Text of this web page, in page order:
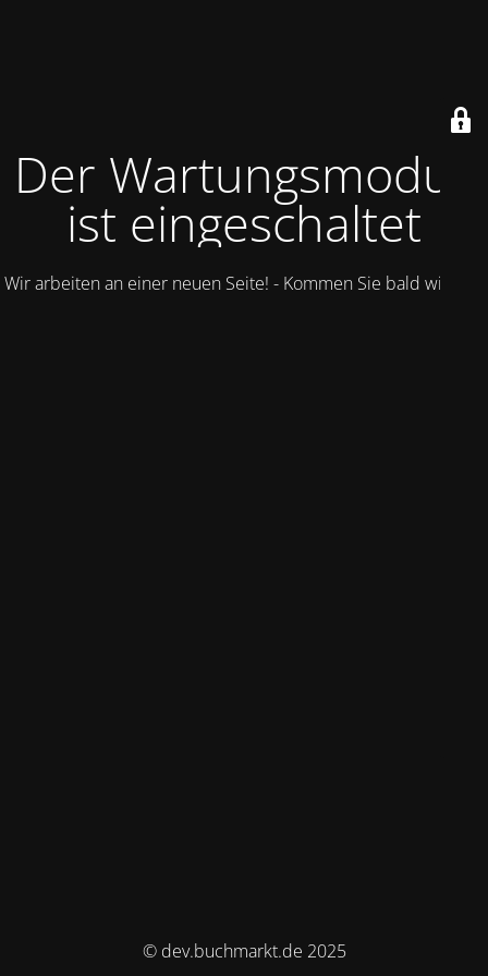
Der Wartungsmodus
ist eingeschaltet
Wir arbeiten an einer neuen Seite! - Kommen Sie bald wieder.
© dev.buchmarkt.de 2025